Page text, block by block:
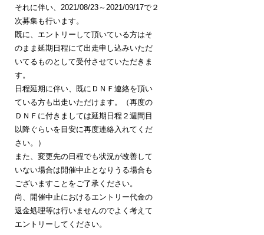
それに伴い、2021/08/23～2021/09/17で２
次募集も行います。
既に、エントリーして頂いている方はそ
のまま延期日程にて出走申し込みいただ
いてるものとして受付させていただきま
す。
日程延期に伴い、既にＤＮＦ連絡を頂い
ている方も出走いただけます。（再度の
ＤＮＦに付きましては延期日程２週間目
以降ぐらいを目安に再度連絡入れてくだ
さい。）
また、変更先の日程でも状況が改善して
いない場合は開催中止となりうる場合も
ございますことをご了承ください。
尚、開催中止におけるエントリー代金の
返金処理等は行いませんのでよく考えて
エントリーしてください。